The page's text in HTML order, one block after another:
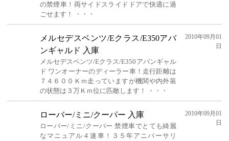
の禁煙車！両サイドスライドドアで快適に過
ごせます！ ・・・
メルセデスベンツ/Eクラス/E350アバ
ンギャルド 入庫
メルセデスベンツ/Eクラス/E350アバンギャル
ド ワンオーナーのディーラー車！走行距離は
７４６００Ｋｍ走っていますが機関や内外装
の状態は３万Ｋｍ位に匹敵します！ ・・・
2010年09月01
日
ローバー/ミニ/クーパー 入庫
ローバー/ミニ/クーパー 禁煙車でとても綺麗
なマニュアル４速車！３５年アニバーサリ
2010年09月01
日